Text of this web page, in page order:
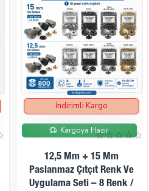
İndirimde
Kargoya Hazır
İndirimli Kargo
12,5 Mm + 15 Mm
Paslanmaz Çıtçıt Renk Ve
Uygulama Seti – 8 Renk /